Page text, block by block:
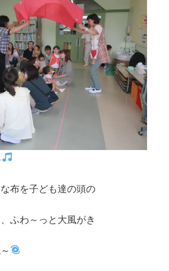
布を子ども達の頭の
ふわ～っと大風がき